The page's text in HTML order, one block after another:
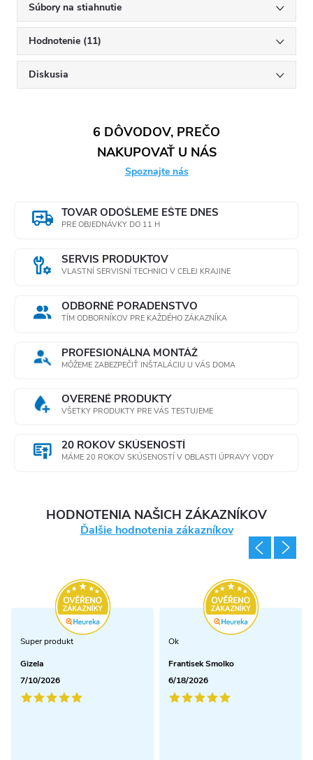
Súbory na stiahnutie
Hodnotenie (11)
Diskusia
6 DÔVODOV, PREČO
NAKUPOVAŤ U NÁS
Spoznajte nás
TOVAR ODOŠLEME EŠTE DNES
PRE OBJEDNÁVKY DO 11 H
SERVIS PRODUKTOV
VLASTNÍ SERVISNÍ TECHNICI V CELEJ KRAJINE
ODBORNÉ PORADENSTVO
TÍM ODBORNÍKOV PRE KAŽDÉHO ZÁKAZNÍKA
PROFESIONÁLNA MONTÁŽ
MÔŽEME ZABEZPEČIŤ INŠTALÁCIU U VÁS DOMA
OVERENÉ PRODUKTY
VŠETKY PRODUKTY PRE VÁS TESTUJEME
20 ROKOV SKÚSENOSTÍ
MÁME 20 ROKOV SKÚSENOSTÍ V OBLASTI ÚPRAVY VODY
HODNOTENIA NAŠICH ZÁKAZNÍKOV
Ďalšie hodnotenia zákazníkov
Super produkt
Gizela
7/10/2026
Ok
Frantisek Smolko
6/18/2026